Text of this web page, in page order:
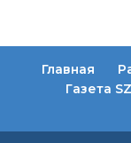
Главная
Газета